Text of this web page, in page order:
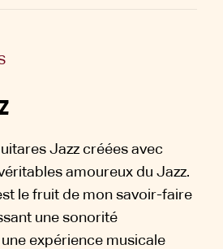
Jazz créées avec
amoureux du Jazz.
le fruit de mon savoir-faire
une sonorité
expérience musicale